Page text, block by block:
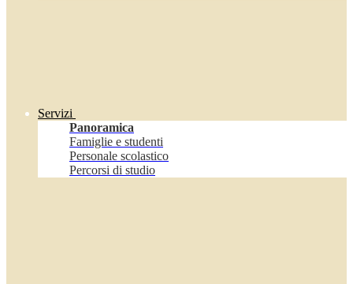
Servizi
Panoramica
Famiglie e studenti
Personale scolastico
Percorsi di studio